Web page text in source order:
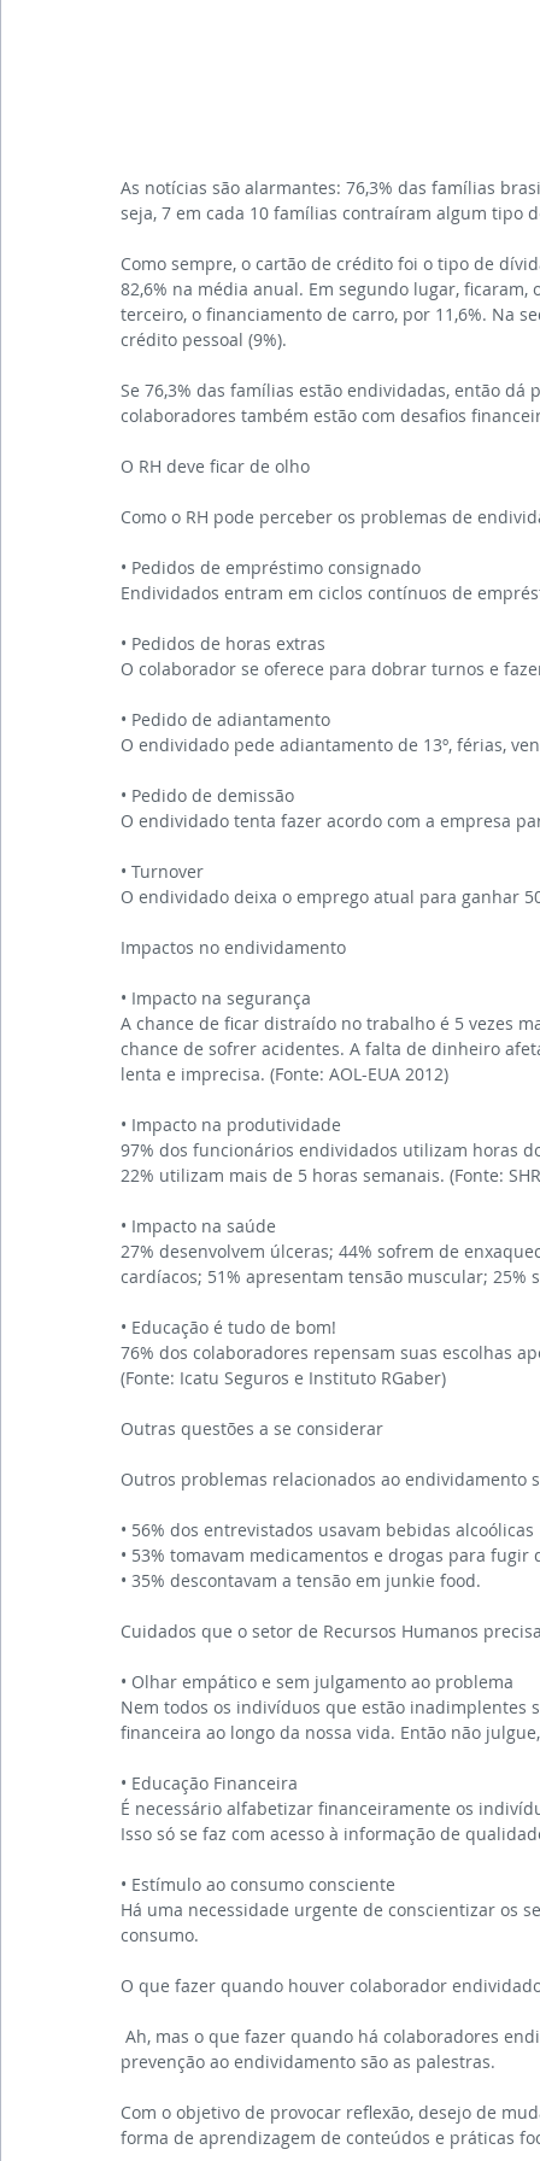
As notícias são alarmantes: 76,3% das famílias
seja, 7 em cada 10 famílias contraíram algum tipo
Como sempre, o cartão de crédito foi o tipo de
82,6% na média anual. Em segundo lugar,
terceiro, o financiamento de carro, por 11,6%. Na
crédito pessoal (9%).
Se 76,3% das famílias estão endividadas, então
colaboradores também estão com desafios
O RH deve ficar de olho
Como o RH pode perceber os problemas de
• Pedidos de empréstimo consignado
Endividados entram em ciclos contínuos de
• Pedidos de horas extras
O colaborador se oferece para dobrar turnos e
• Pedido de adiantamento
O endividado pede adiantamento de 13º, férias,
• Pedido de demissão
O endividado tenta fazer acordo com a empresa
• Turnover
O endividado deixa o emprego atual para ganhar
Impactos no endividamento
• Impacto na segurança
A chance de ficar distraído no trabalho é 5 vezes
chance de sofrer acidentes. A falta de dinheiro
lenta e imprecisa. (Fonte: AOL-EUA 2012)
• Impacto na produtividade
97% dos funcionários endividados utilizam horas
22% utilizam mais de 5 horas semanais. (Fonte:
• Impacto na saúde
27% desenvolvem úlceras; 44% sofrem de
cardíacos; 51% apresentam tensão muscular; 25%
• Educação é tudo de bom!
76% dos colaboradores repensam suas escolhas
(Fonte: Icatu Seguros e Instituto RGaber)
Outras questões a se considerar
Outros problemas relacionados ao endividamento
• 56% dos entrevistados usavam bebidas
• 53% tomavam medicamentos e drogas para fugir
• 35% descontavam a tensão em junkie food.
Cuidados que o setor de Recursos Humanos
• Olhar empático e sem julgamento ao problema
Nem todos os indivíduos que estão inadimplentes
financeira ao longo da nossa vida. Então não
• Educação Financeira
É necessário alfabetizar financeiramente os
Isso só se faz com acesso à informação de
• Estímulo ao consumo consciente
Há uma necessidade urgente de conscientizar os
consumo.
O que fazer quando houver colaborador
prevenção ao endividamento são as palestras.
Com o objetivo de provocar reflexão, desejo de
forma de aprendizagem de conteúdos e práticas